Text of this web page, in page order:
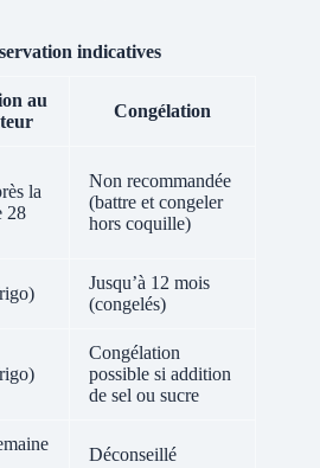
indicatives
au
Congélation
la
28
Non recommandée
(battre et congeler
hors coquille)
Jusqu’à 12 mois
(congelés)
Congélation
possible si addition
de sel ou sucre
Déconseillé